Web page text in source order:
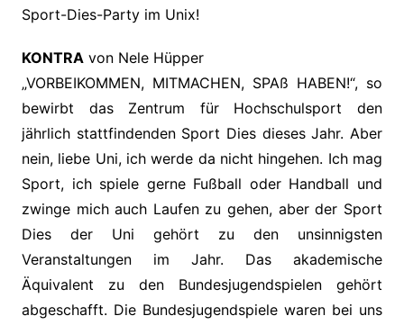
Sport-Dies-Party im Unix!
KONTRAvon Nele Hüpper
„VORBEIKOMMEN, MITMACHEN, SPAß HABEN!“, so
bewirbt das Zentrum für Hochschulsport den
jährlich stattfindenden Sport Dies dieses Jahr. Aber
nein, liebe Uni, ich werde da nicht hingehen. Ich mag
Sport, ich spiele gerne Fußball oder Handball und
zwinge mich auch Laufen zu gehen, aber der Sport
Dies der Uni gehört zu den unsinnigsten
Veranstaltungen im Jahr. Das akademische
Äquivalent zu den Bundesjugendspielen gehört
abgeschafft. Die Bundesjugendspiele waren bei uns